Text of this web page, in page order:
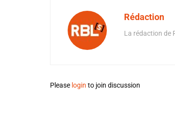
Rédaction
La rédaction de
Please login to join discussion